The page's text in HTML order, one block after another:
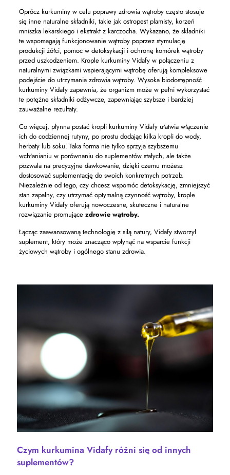
Oprócz kurkuminy w celu poprawy zdrowia wątroby często stosuje
się inne naturalne składniki, takie jak ostropest plamisty, korzeń
mniszka lekarskiego i ekstrakt z karczocha. Wykazano, że składniki
te wspomagają funkcjonowanie wątroby poprzez stymulację
produkcji żółci, pomoc w detoksykacji i ochronę komórek wątroby
przed uszkodzeniem. Krople kurkuminy Vidafy w połączeniu z
naturalnymi związkami wspierającymi wątrobę oferują kompleksowe
podejście do utrzymania zdrowia wątroby. Wysoka biodostępność
kurkuminy Vidafy zapewnia, że ​​organizm może w pełni wykorzystać
te potężne składniki odżywcze, zapewniając szybsze i bardziej
zauważalne rezultaty.
Co więcej, płynna postać kropli kurkuminy Vidafy ułatwia włączenie
ich do codziennej rutyny, po prostu dodając kilka kropli do wody,
herbaty lub soku. Taka forma nie tylko sprzyja szybszemu
wchłanianiu w porównaniu do suplementów stałych, ale także
pozwala na precyzyjne dawkowanie, dzięki czemu możesz
dostosować suplementację do swoich konkretnych potrzeb.
Niezależnie od tego, czy chcesz wspomóc detoksykację, zmniejszyć
stan zapalny, czy utrzymać optymalną czynność wątroby, krople
kurkuminy Vidafy oferują nowoczesne, skuteczne i naturalne
rozwiązanie promujące zdrowie wątroby.
Łącząc zaawansowaną technologię z siłą natury, Vidafy stworzył
suplement, który może znacząco wpłynąć na wsparcie funkcji
życiowych wątroby i ogólnego stanu zdrowia.
Czym kurkumina Vidafy różni się od innych
suplementów?